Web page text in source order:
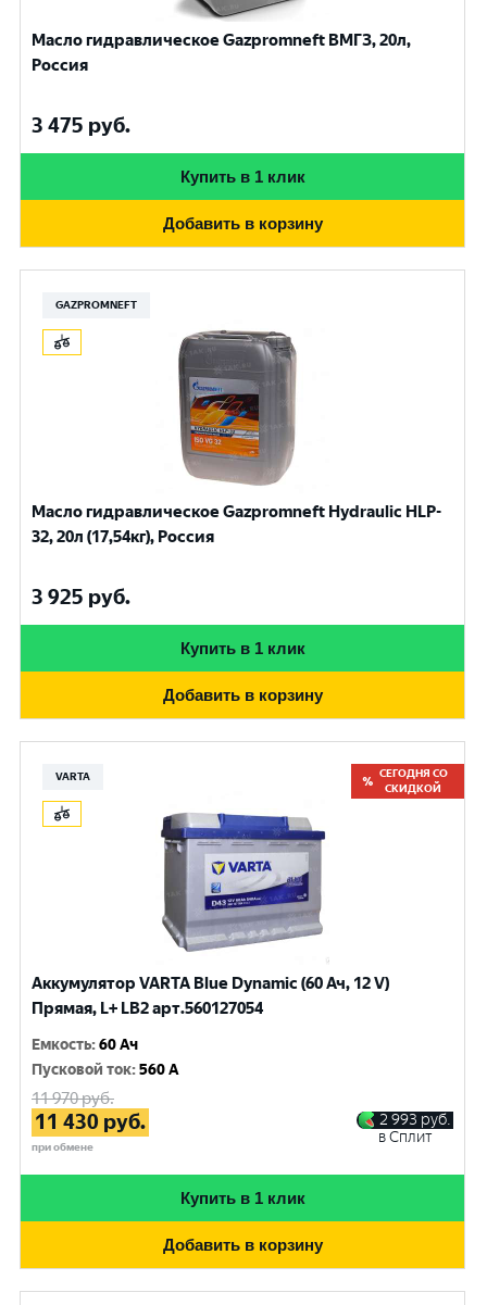
Масло гидравлическое Gazpromneft ВМГЗ, 20л,
Россия
3 475 руб.
Купить в 1 клик
Добавить в корзину
GAZPROMNEFT
Масло гидравлическое Gazpromneft Hydraulic HLP-
32, 20л (17,54кг), Россия
3 925 руб.
Купить в 1 клик
Добавить в корзину
VARTA
СЕГОДНЯ СО
СКИДКОЙ
Аккумулятор VARTA Blue Dynamic (60 Ач, 12 V)
Прямая, L+ LB2 арт.560127054
Емкость:60 Ач
Пусковой ток:560 A
11 970руб.
11 430 руб.
при обмене
2 993 руб.
в Сплит
Купить в 1 клик
Добавить в корзину